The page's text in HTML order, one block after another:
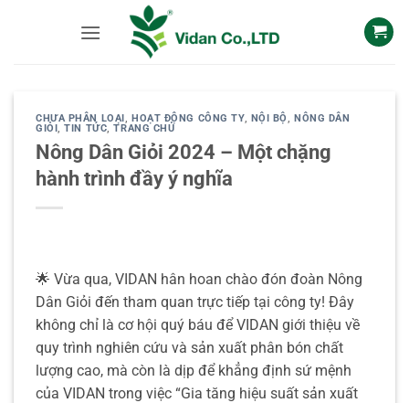
CHƯA PHÂN LOẠI, HOẠT ĐỘNG CÔNG TY, NỘI BỘ,NÔNG DÂN
GIỎI,TIN TỨC,TRANG CHỦ
Nông Dân Giỏi 2024 – Một chặng
hành trình đầy ý nghĩa
🌟 Vừa qua, VIDAN hân hoan chào đón đoàn Nông
Dân Giỏi đến tham quan trực tiếp tại công ty! Đây
không chỉ là cơ hội quý báu để VIDAN giới thiệu về
quy trình nghiên cứu và sản xuất phân bón chất
lượng cao, mà còn là dịp để khẳng định sứ mệnh
của VIDAN trong việc “Gia tăng hiệu suất sản xuất